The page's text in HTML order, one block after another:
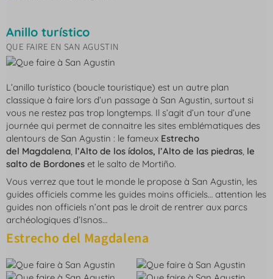
Anillo turístico
QUE FAIRE EN SAN AGUSTIN
L’anillo turístico (boucle touristique) est un autre plan
classique à faire lors d’un passage à San Agustin, surtout si
vous ne restez pas trop longtemps. Il s’agit d’un tour d’une
journée qui permet de connaitre les sites emblématiques des
alentours de San Agustin : le fameux Estrecho
del Magdalena, l’Alto de los ídolos, l’Alto de las piedras, le
salto de Bordones et le salto de Mortiño.
Vous verrez que tout le monde le propose à San Agustin, les
guides officiels comme les guides moins officiels… attention les
guides non officiels n’ont pas le droit de rentrer aux parcs
archéologiques d’Isnos…
Estrecho del Magdalena